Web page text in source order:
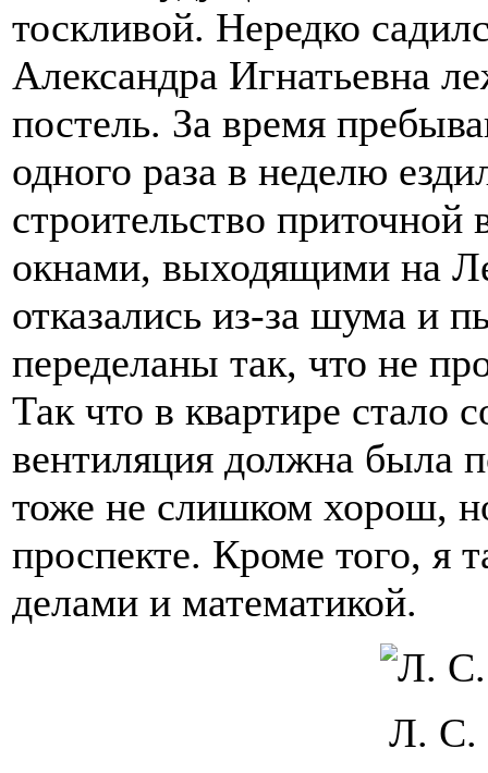
тоскливой. Нередко
Александра Игнатьевна
постель. За время
одного раза в неделю
строительство
окнами, выходящими на
отказались из-за шума и
переделаны так, что не
Так что в квартире стало
вентиляция должна была
тоже не слишком хорош,
проспекте. Кроме того, я
делами и математикой.
Л. С.